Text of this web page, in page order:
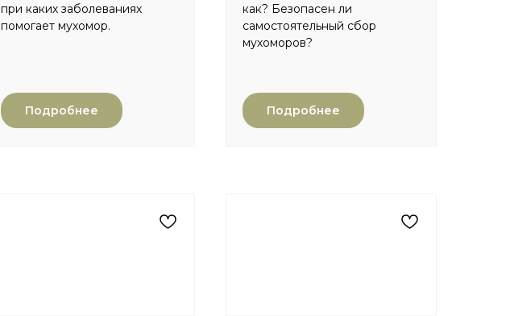
при каких заболеваниях
помогает мухомор.
Подробнее
как? Безопасен ли
самостоятельный сбор
мухоморов?
Подробнее